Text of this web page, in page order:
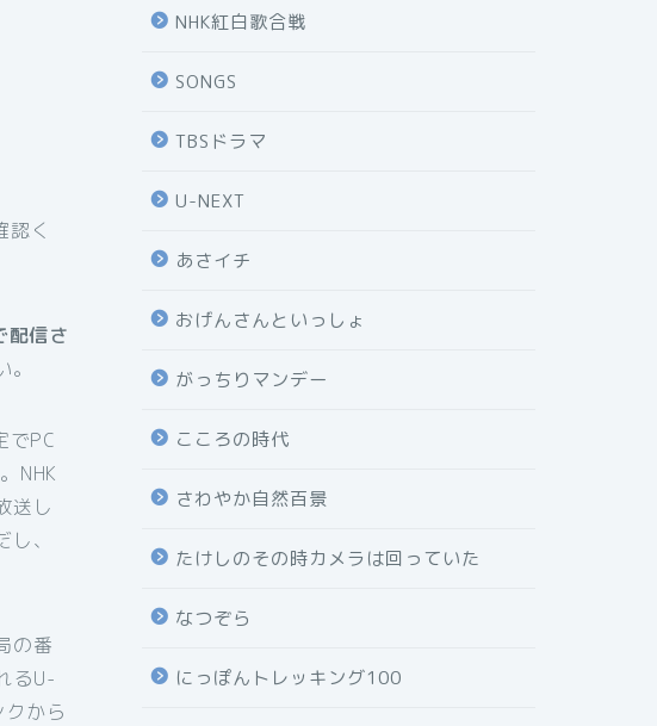
認く
配信さ
でPC
NHK
送し
、
の番
るU-
から
NHK紅白歌合戦
SONGS
TBSドラマ
U-NEXT
あさイチ
おげんさんといっしょ
がっちりマンデー
こころの時代
さわやか自然百景
たけしのその時カメラは回っていた
なつぞら
にっぽんトレッキング100